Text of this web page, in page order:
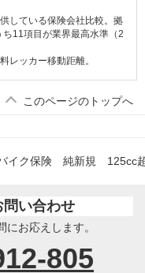
している保険会社比較。拠
11項目が業界最高水準（2
レッカー移動距離。
このページのトップへ
イク保険 純新規 125cc
い合わせ
お応えします。
805